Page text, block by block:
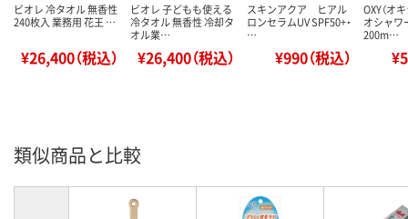
ビオレ 冷タオル 無香性
240枚入 業務用 花王 …
¥26,400（税込）
ビオレ 子どもも使える
冷タオル 無香性 冷却タ
オル業…
¥26,400（税込）
スキンアクア ヒアル
ロンセラムUV SPF50+・
…
¥990（税込）
OXY（オ
オシャワ
200m…
類似商品と比較